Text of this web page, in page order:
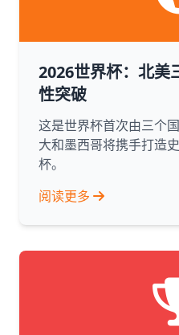
2026世界杯：北美
性突破
这是世界杯首次由三个
大和墨西哥将携手打造
杯。
阅读更多